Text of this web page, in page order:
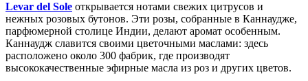
Levar del Sole открывается нотами свежих цитрусов и
нежных розовых бутонов. Эти розы, собранные в Каннаудже,
парфюмерной столице Индии, делают аромат особенным.
Каннаудж славится своими цветочными маслами: здесь
расположено около 300 фабрик, где производят
высококачественные эфирные масла из роз и других цветов.